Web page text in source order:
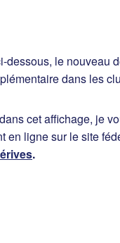
dessous, le nouveau
dans les
cet affichage, je
en ligne sur le site
.